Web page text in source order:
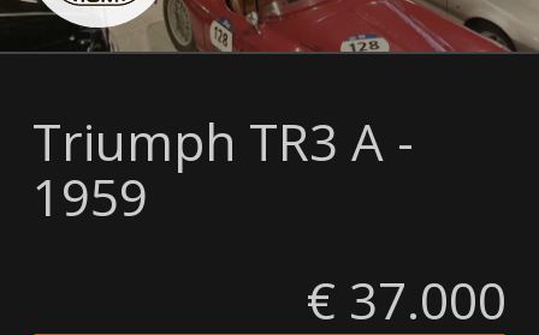
Triumph TR3 A -
1959
€ 37.000